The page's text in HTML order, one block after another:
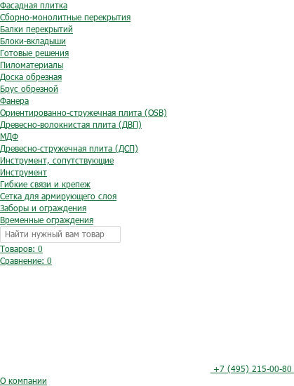
Фасадная плитка
Сборно-монолитные перекрытия
Балки перекрытий
Блоки-вкладыши
Готовые решения
Пиломатериалы
Доска обрезная
Брус обрезной
Фанера
Ориентированно-стружечная плита (OSB)
Древесно-волокнистая плита (ДВП)
МДФ
Древесно-стружечная плита (ДСП)
Инструмент, сопутствующие
Инструмент
Гибкие связи и крепеж
Сетка для армирующего слоя
Заборы и ограждения
Временные ограждения
Товаров: 0
Сравнение: 0
+7 (495) 215-00-80
О компании